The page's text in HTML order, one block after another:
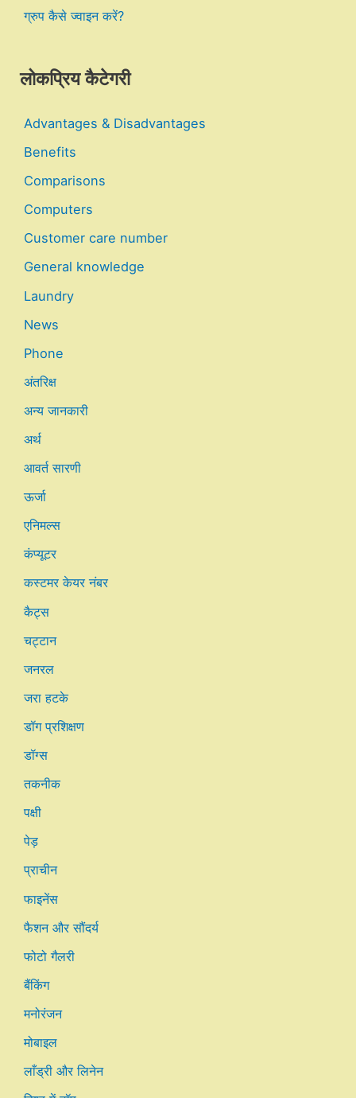
ग्रुप कैसे ज्वाइन करें?
लोकप्रिय कैटेगरी
Advantages & Disadvantages
Benefits
Comparisons
Computers
Customer care number
General knowledge
Laundry
News
Phone
अंतरिक्ष
अन्य जानकारी
अर्थ
आवर्त सारणी
ऊर्जा
एनिमल्स
कंप्यूटर
कस्टमर केयर नंबर
कैट्स
चट्टान
जनरल
जरा हटके
डॉग प्रशिक्षण
डॉग्स
तकनीक
पक्षी
पेड़
प्राचीन
फाइनेंस
फैशन और सौंदर्य
फोटो गैलरी
बैंकिंग
मनोरंजन
मोबाइल
लाँड्री और लिनेन